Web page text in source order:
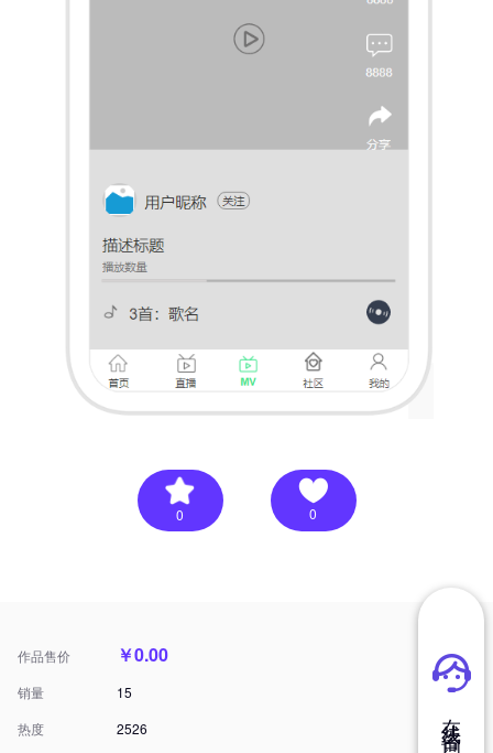
0 0
作品售价 ￥0.00
销量
15
热度
2526